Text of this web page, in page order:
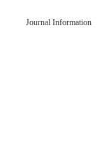
Journal Information